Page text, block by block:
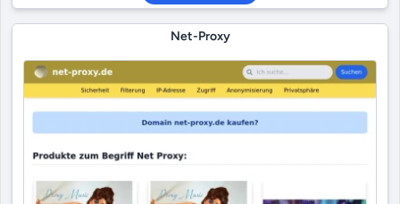
Net-Proxy